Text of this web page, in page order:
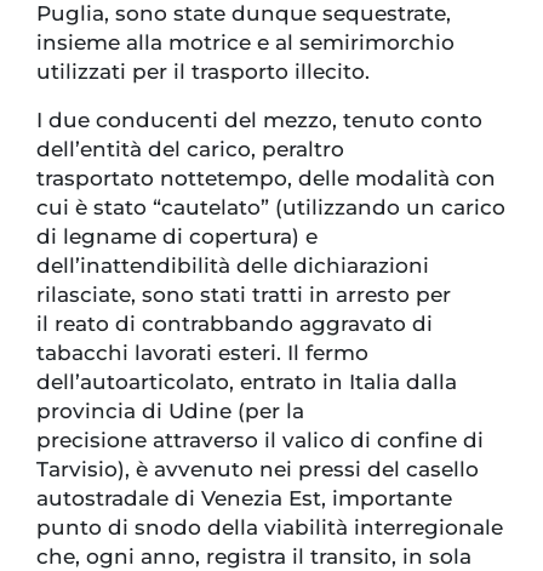
Puglia, sono state dunque sequestrate,
insieme alla motrice e al semirimorchio
utilizzati per il trasporto illecito.
I due conducenti del mezzo, tenuto conto
dell’entità del carico, peraltro
trasportato nottetempo, delle modalità con
cui è stato “cautelato” (utilizzando un carico
di legname di copertura) e
dell’inattendibilità delle dichiarazioni
rilasciate, sono stati tratti in arresto per
il reato di contrabbando aggravato di
tabacchi lavorati esteri. Il fermo
dell’autoarticolato, entrato in Italia dalla
provincia di Udine (per la
precisione attraverso il valico di confine di
Tarvisio), è avvenuto nei pressi del casello
autostradale di Venezia Est, importante
punto di snodo della viabilità interregionale
che, ogni anno, registra il transito, in sola